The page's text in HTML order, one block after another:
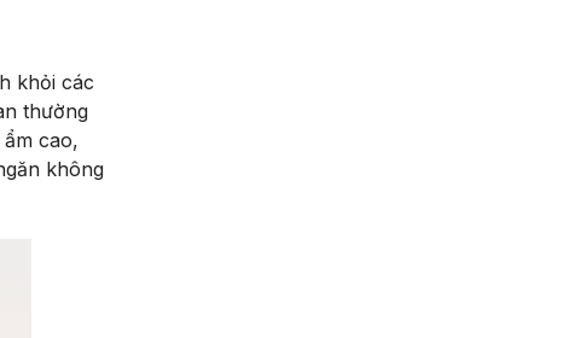
khỏi các
thường
cao,
không